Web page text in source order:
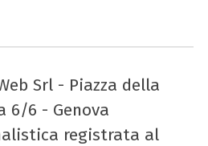
Srl - Piazza della
6/6 - Genova
registrata al